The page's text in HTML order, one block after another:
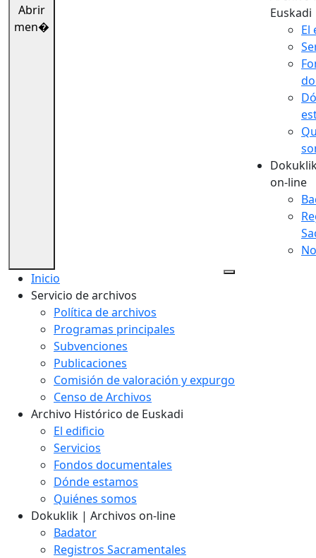
Abrir
men�
Euskadi
El
on-line
Inicio
Servicio de archivos
Política de archivos
Programas principales
Subvenciones
Publicaciones
Comisión de valoración y expurgo
Censo de Archivos
Archivo Histórico de Euskadi
El edificio
Servicios
Fondos documentales
Dónde estamos
Quiénes somos
Dokuklik | Archivos on-line
Badator
Registros Sacramentales